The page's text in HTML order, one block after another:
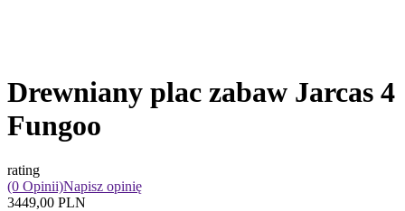
Drewniany plac zabaw Jarcas 4
Fungoo
rating
(0 Opinii)Napisz opinię
3449,00 PLN